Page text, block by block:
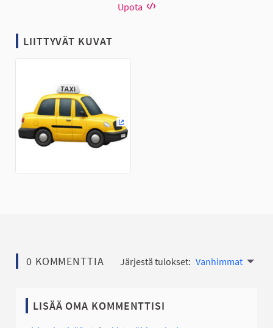
Upota
LIITTYVÄT KUVAT
(Ulkoinen linkki)
0 KOMMENTTIA Järjestä tulokset: Vanhimmat
LISÄÄ OMA KOMMENTTISI